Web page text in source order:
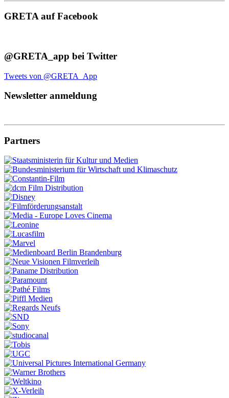
GRETA auf Facebook
@GRETA_app bei Twitter
Tweets von @GRETA_App
Newsletter anmeldung
Partners